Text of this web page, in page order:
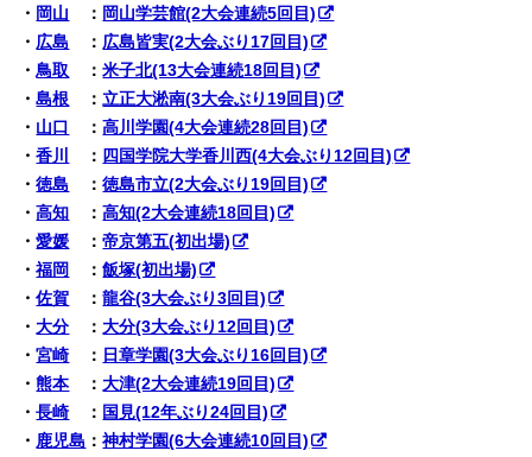
・ 岡山 ： 岡山学芸館(2大会連続5回目)
・ 広島 ： 広島皆実(2大会ぶり17回目)
・鳥取 ：米子北(13大会連続18回目)
・島根 ：立正大淞南(3大会ぶり19回目)
・ 山口 ：高川学園(4大会連続28回目)
・香川 ： 四国学院大学香川西(4大会ぶり12回目)
・徳島 ：徳島市立(2大会ぶり19回目)
・高知 ：高知(2大会連続18回目)
・愛媛 ：帝京第五(初出場)
・福岡 ：飯塚(初出場)
・佐賀 ：龍谷(3大会ぶり3回目)
・大分 ：大分(3大会ぶり12回目)
・宮崎 ： 日章学園(3大会ぶり16回目)
・熊本：大津(2大会連続19回目)
・長崎 ： 国見(12年ぶり24回目)
・ 鹿児島 ：神村学園(6大会連続10回目)